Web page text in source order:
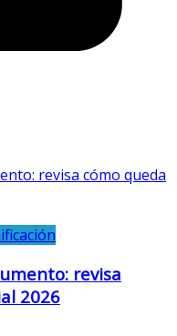
revisa
2026